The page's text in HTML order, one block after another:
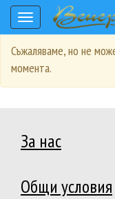
Toggle
navigation
Съжаляваме, но не
момента.
За нас
Общи условия